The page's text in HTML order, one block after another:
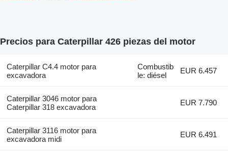
Precios para Caterpillar 426 piezas del motor
Caterpillar C4.4 motor para
excavadora
Combustib
le: diésel
EUR 6.457
Caterpillar 3046 motor para
Caterpillar 318 excavadora
EUR 7.790
Caterpillar 3116 motor para
excavadora midi
EUR 6.491